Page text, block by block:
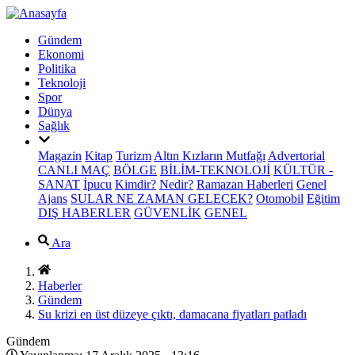
Gündem
Ekonomi
Politika
Teknoloji
Spor
Dünya
Sağlık
Magazin Kitap Turizm Altın Kızların Mutfağı Advertorial
CANLI MAÇ BÖLGE BİLİM-TEKNOLOJİ KÜLTÜR -
SANAT İpucu Kimdir? Nedir? Ramazan Haberleri Genel
Ajans SULAR NE ZAMAN GELECEK? Otomobil Eğitim
DIŞ HABERLER GÜVENLİK GENEL
Ara
Haberler
Gündem
Su krizi en üst düzeye çıktı, damacana fiyatları patladı
Gündem